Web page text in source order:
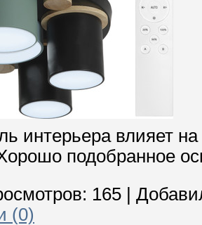
интерьера влияет
подобранное
165
(0)